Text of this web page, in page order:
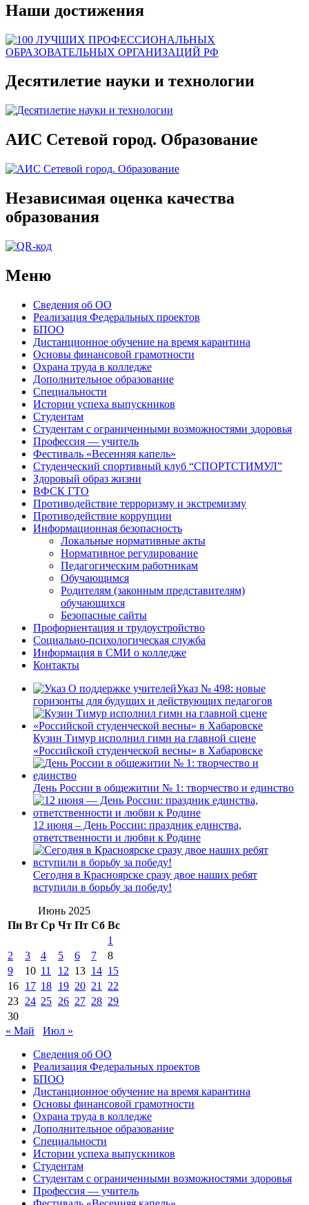
Наши достижения
Десятилетие науки и технологии
АИС Сетевой город. Образование
Независимая оценка качества
образования
Меню
Сведения об ОО
Реализация Федеральных проектов
БПОО
Дистанционное обучение на время карантина
Основы финансовой грамотности
Охрана труда в колледже
Дополнительное образование
Специальности
Истории успеха выпускников
Студентам
Студентам с ограниченными возможностями здоровья
Профессия — учитель
Фестиваль «Весенняя капель»
Студенческий спортивный клуб “СПОРТСТИМУЛ”
Здоровый образ жизни
ВФСК ГТО
Противодействие терроризму и экстремизму
Противодействие коррупции
Информационная безопасность
Локальные нормативные акты
Нормативное регулирование
Педагогическим работникам
Обучающимся
Родителям (законным представителям)
обучающихся
Безопасные сайты
Профориентация и трудоустройство
Социально-психологическая служба
Информация в СМИ о колледже
Контакты
Указ № 498: новые
горизонты для будущих и действующих педагогов
Кузин Тимур исполнил гимн на главной сцене
«Российской студенческой весны» в Хабаровске
День России в общежитии № 1: творчество и единство
12 июня – День России: праздник единства,
ответственности и любви к Родине
Сегодня в Красноярске сразу двое наших ребят
вступили в борьбу за победу!
Июнь 2025
Пн Вт Ср Чт Пт Сб Вс
1
2
3 4 5 6 7
8
9
10 11 12 13 14 15
16 17 18 19 20 21
22
23 24 25 26 27 28 29
30
« Май
Июл »
Сведения об ОО
Реализация Федеральных проектов
БПОО
Дистанционное обучение на время карантина
Основы финансовой грамотности
Охрана труда в колледже
Дополнительное образование
Специальности
Истории успеха выпускников
Студентам
Студентам с ограниченными возможностями здоровья
Профессия — учитель